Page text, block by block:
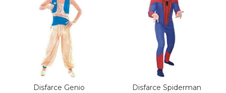
Disfarce Genio Disfarce Spiderman